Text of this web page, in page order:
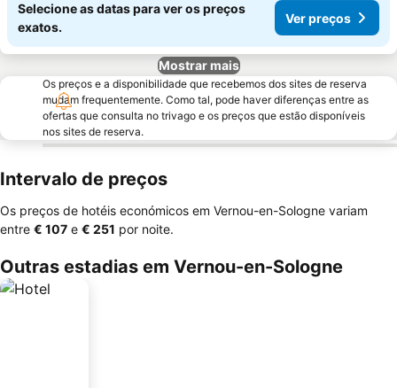
Selecione as datas para ver os preços
exatos.
Ver preços
Mostrar mais
Os preços e a disponibilidade que recebemos dos sites de reserva
mudam frequentemente. Como tal, pode haver diferenças entre as
ofertas que consulta no trivago e os preços que estão disponíveis
nos sites de reserva.
Intervalo de preços
Os preços de hotéis económicos em Vernou-en-Sologne variam
entre ‎€ 107 e ‎€ 251 por noite.
Outras estadias em Vernou-en-Sologne